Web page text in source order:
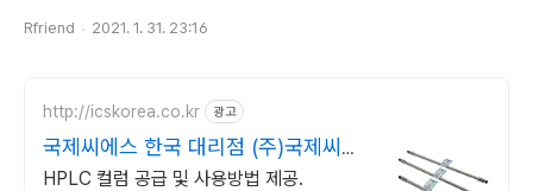
Rfriend 2021. 1. 31. 23:16
http://icskorea.co.kr 광고
국제씨에스 한국 대리점 (주)국제씨에
스
HPLC 컬럼 공급 및 사용방법 제공.